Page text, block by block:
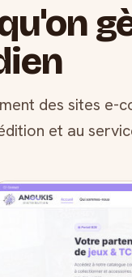
des sites e-
et au